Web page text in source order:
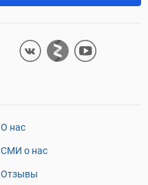
О нас
СМИ о нас
Отзывы